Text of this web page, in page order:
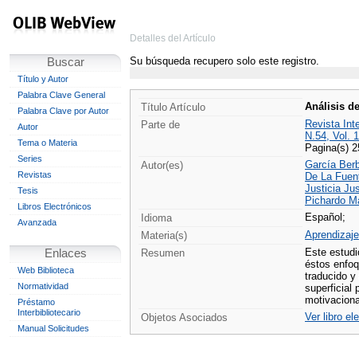
Buscar
Título y Autor
Palabra Clave General
Palabra Clave por Autor
Autor
Tema o Materia
Series
Revistas
Tesis
Libros Electrónicos
Avanzada
Enlaces
Web Biblioteca
Normatividad
Préstamo
Interbibliotecario
Manual Solicitudes
Detalles del Artículo
Su búsqueda recupero solo este registro.
Título Artículo Análisis
Parte de
Revista
N.54, Vol.
Pagina(s)
Autor(es)
García
De La
Justicia
Pichardo
Idioma
Español;
Materia(s)
Aprendizaje
Resumen
Este
éstos
traducido y
superficial
Objetos Asociados
Ver libro